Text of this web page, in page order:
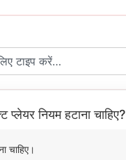
प्लेयर नियम हटाना चाहिए?
चाहिए।